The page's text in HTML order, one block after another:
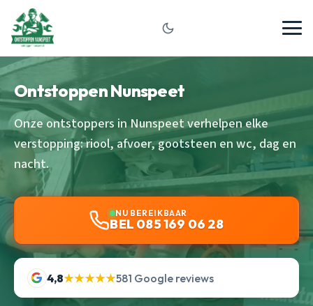
Ontstoppen Nunspeet
Onze ontstoppers in Nunspeet verhelpen elke
verstopping: riool, afvoer, gootsteen en wc, dag en
nacht.
NU BEREIKBAAR
BEL 085 169 06 28
4,8★★★★★581 Google reviews